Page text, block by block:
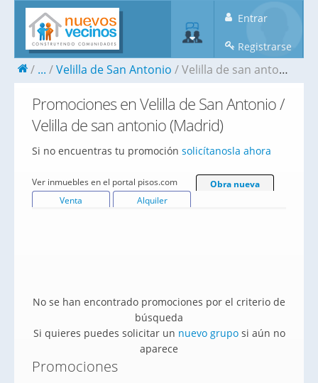
Entrar
Registrarse
... Velilla de San Antonio Velilla de san antonio
Promociones en Velilla de San Antonio /
Velilla de san antonio (Madrid)
Si no encuentras tu promoción solicítanosla ahora
Ver inmuebles en el portal pisos.com
Obra nueva
Venta
Alquiler
No se han encontrado promociones por el criterio de
búsqueda
Si quieres puedes solicitar un nuevo gruposi aún no
aparece
Promociones